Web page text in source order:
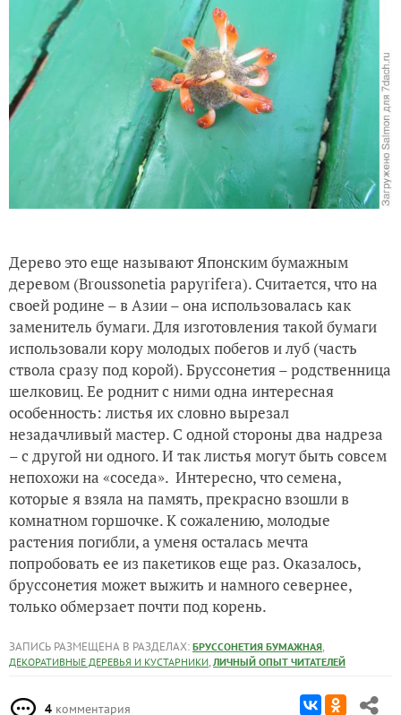
Дерево это еще называют Японским бумажным
деревом (Broussonetia papyrifera). Считается, что на
своей родине – в Азии – она использовалась как
заменитель бумаги. Для изготовления такой бумаги
использовали кору молодых побегов и луб (часть
ствола сразу под корой). Бруссонетия – родственница
шелковиц. Ее роднит с ними одна интересная
особенность: листья их словно вырезал
незадачливый мастер. С одной стороны два надреза
– с другой ни одного. И так листья могут быть совсем
непохожи на «соседа». Интересно, что семена,
которые я взяла на память, прекрасно взошли в
комнатном горшочке. К сожалению, молодые
растения погибли, а уменя осталась мечта
попробовать ее из пакетиков еще раз. Оказалось,
бруссонетия может выжить и намного севернее,
только обмерзает почти под корень.
ЗАПИСЬ РАЗМЕЩЕНА В РАЗДЕЛАХ: БРУССОНЕТИЯ БУМАЖНАЯ,
ДЕКОРАТИВНЫЕ ДЕРЕВЬЯ И КУСТАРНИКИ, ЛИЧНЫЙ ОПЫТ ЧИТАТЕЛЕЙ
4 комментария